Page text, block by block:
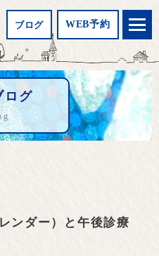
WEB予約
ブログ
ログ
ンダー）と午後診療